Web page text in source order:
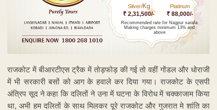
Silver/Kg
₹ 2,31,500/-
Platinum
₹ 88,000/-
Recommended rate for Nagpur sarafa
Making charges minimum 13% and
above
राजकोट में बीआरटीएस ट्रैक में तोड़फोड़ की गई तो वहीं गोंडल और धोराजी
में भी सरकारी बसों को आग के हवाले कर दिया गया। राजकोट के एसपी
अंत्रिप सूद ने कहा कि दलितों ने उना में घटना के विरोध में चक्काजाम किया
था, अभी हम दलितों के साथ मिलकर पूरे राजकोट और गुजरात मे शांति का